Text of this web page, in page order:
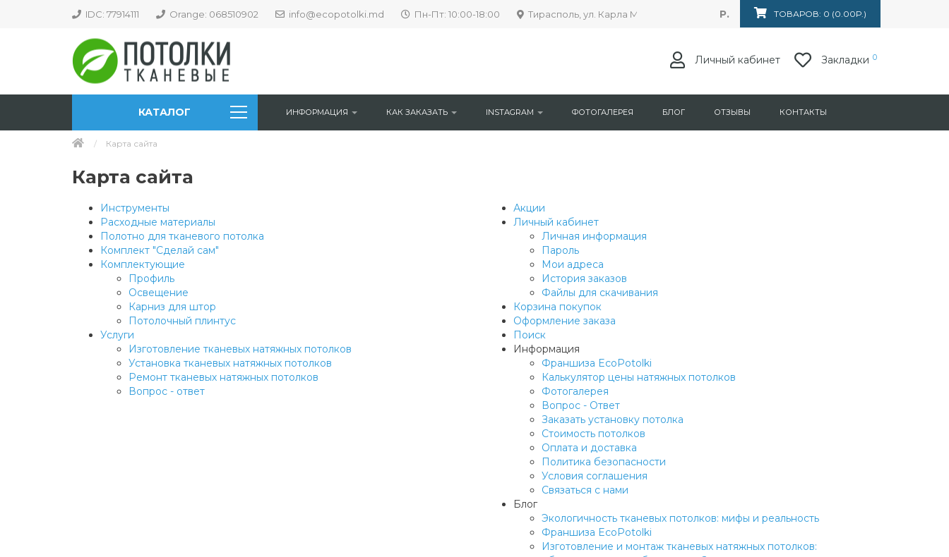
IDC: 77914111 Orange: 068510902 info@ecopotolki.md Пн-Пт: 10:00-18:00 Тирасполь, ул. Карла Маркса 153, ТЦ "Лумина". Магазин "Техника потока"
ТОВАРОВ: 0 (0.00Р.)
Р.
Личный кабинет Закладки 0
КАТАЛОГ ИНФОРМАЦИЯ КАК ЗАКАЗАТЬ INSTAGRAM ФОТОГАЛЕРЕЯ БЛОГ ОТЗЫВЫ КОНТАКТЫ
Карта сайта
Карта сайта
Инструменты
Расходные материалы
Полотно для тканевого потолка
Комплект "Сделай сам"
Комплектующие
Профиль
Освещение
Карниз для штор
Потолочный плинтус
Услуги
Изготовление тканевых натяжных потолков
Установка тканевых натяжных потолков
Ремонт тканевых натяжных потолков
Вопрос - ответ
Акции
Личный кабинет
Личная информация
Пароль
Мои адреса
История заказов
Файлы для скачивания
Корзина покупок
Оформление заказа
Поиск
Информация
Франшиза EcoPotolki
Калькулятор цены натяжных потолков
Фотогалерея
Вопрос - Ответ
Заказать установку потолка
Стоимость потолков
Оплата и доставка
Политика безопасности
Условия соглашения
Связаться с нами
Блог
Экологичность тканевых потолков: мифы и реальность
Франшиза EcoPotolki
Изготовление и монтаж тканевых натяжных потолков: